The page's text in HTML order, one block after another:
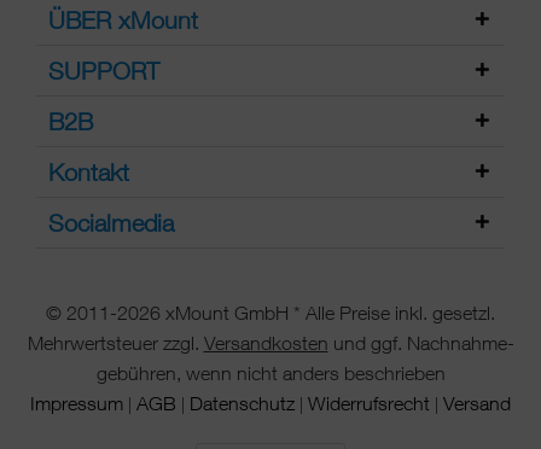
ÜBER xMount
SUPPORT
B2B
Kontakt
Socialmedia
© 2011-2026 xMount GmbH * Alle Preise inkl. gesetzl.
Mehrwertsteuer zzgl. Versandkosten und ggf. Nachnahme-
gebühren, wenn nicht anders beschrieben
Impressum | AGB | Datenschutz | Widerrufsrecht | Versand